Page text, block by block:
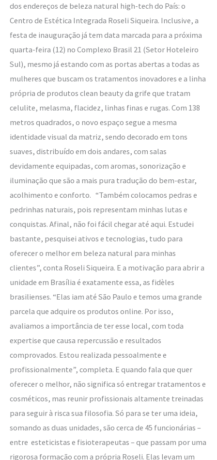
dos endereços de beleza natural high-tech do País: o
Centro de Estética Integrada Roseli Siqueira. Inclusive, a
festa de inauguração já tem data marcada para a próxima
quarta-feira (12) no Complexo Brasil 21 (Setor Hoteleiro
Sul), mesmo já estando com as portas abertas a todas as
mulheres que buscam os tratamentos inovadores e a linha
própria de produtos clean beauty da grife que tratam
celulite, melasma, flacidez, linhas finas e rugas. Com 138
metros quadrados, o novo espaço segue a mesma
identidade visual da matriz, sendo decorado em tons
suaves, distribuído em dois andares, com salas
devidamente equipadas, com aromas, sonorização e
iluminação que são a mais pura tradução do bem-estar,
acolhimento e conforto. “Também colocamos pedras e
pedrinhas naturais, pois representam minhas lutas e
conquistas. Afinal, não foi fácil chegar até aqui. Estudei
bastante, pesquisei ativos e tecnologias, tudo para
oferecer o melhor em beleza natural para minhas
clientes”, conta Roseli Siqueira. E a motivação para abrir a
unidade em Brasília é exatamente essa, as fidèles
brasilienses. “Elas iam até São Paulo e temos uma grande
parcela que adquire os produtos online. Por isso,
avaliamos a importância de ter esse local, com toda
expertise que causa repercussão e resultados
comprovados. Estou realizada pessoalmente e
profissionalmente”, completa. E quando fala que quer
oferecer o melhor, não significa só entregar tratamentos e
cosméticos, mas reunir profissionais altamente treinadas
para seguir à risca sua filosofia. Só para se ter uma ideia,
somando as duas unidades, são cerca de 45 funcionárias –
entre esteticistas e fisioterapeutas – que passam por uma
rigorosa formação com a própria Roseli. Elas levam um